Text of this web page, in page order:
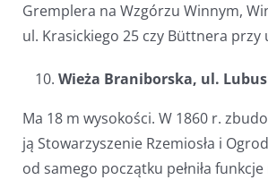
Gremplera na Wzgórzu Winnym,
ul. Krasickiego 25 czy Büttnera przy
Wieża Braniborska, ul.
Ma 18 m wysokości. W 1860 r.
ją Stowarzyszenie Rzemiosła i
od samego początku pełniła